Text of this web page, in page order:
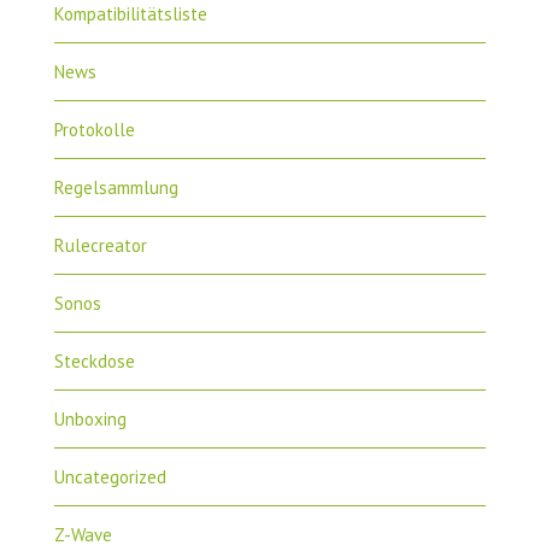
Kompatibilitätsliste
News
Protokolle
Regelsammlung
Rulecreator
Sonos
Steckdose
Unboxing
Uncategorized
Z-Wave